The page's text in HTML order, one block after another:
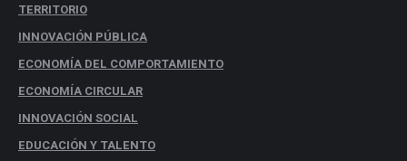
TERRITORIO
INNOVACIÓN PÚBLICA
ECONOMÍA DEL COMPORTAMIENTO
ECONOMÍA CIRCULAR
INNOVACIÓN SOCIAL
EDUCACIÓN Y TALENTO